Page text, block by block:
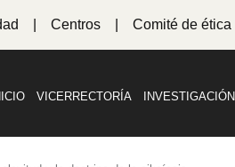
Centros Comité de ética
VICERRECTORÍA INVESTIGACIÓN